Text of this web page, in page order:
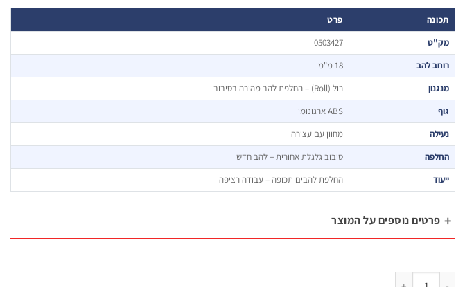
תכונה
פרט
מק"ט
0503427
רוחב להב
18 מ"מ
מנגנון
רול (Roll) – החלפת להב מהירה בסיבוב
גוף
ABS ארגונומי
נעילה
מחוון עם עצירה
החלפה
סיבוב גלגלת אחורית = להב חדש
ייעוד
החלפת להבים תכופה – עבודה רציפה
פרטים נוספים על המוצר
כמות של סכין חיתוך B.Tech 101L רול 18מ"מ